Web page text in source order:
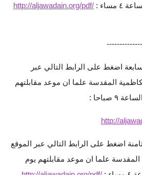
المدارس
المرحلة الابتدائية
المرحلة المتوسطة
اسئلة وزارية
http://aljawadain.org/pdf/
اضغط على الرابط التالي عبر
المقدسة علما ان موعد مقابلتهم
http://
اضغط على الرابط التالي عبر الموقع
علما ان موعد مقابلتهم يوم